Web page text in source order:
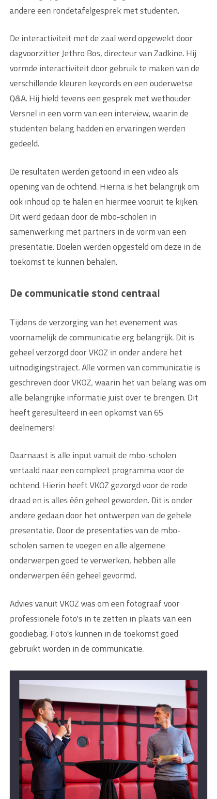
andere een rondetafelgesprek met studenten.
De interactiviteit met de zaal werd opgewekt door
dagvoorzitter Jethro Bos, directeur van Zadkine. Hij
vormde interactiviteit door gebruik te maken van de
verschillende kleuren keycords en een ouderwetse
Q&A. Hij hield tevens een gesprek met wethouder
Versnel in een vorm van een interview, waarin de
studenten belang hadden en ervaringen werden
gedeeld.
De resultaten werden getoond in een video als
opening van de ochtend. Hierna is het belangrijk om
ook inhoud op te halen en hiermee vooruit te kijken.
Dit werd gedaan door de mbo-scholen in
samenwerking met partners in de vorm van een
presentatie. Doelen werden opgesteld om deze in de
toekomst te kunnen behalen.
De communicatie stond centraal
Tijdens de verzorging van het evenement was
voornamelijk de communicatie erg belangrijk. Dit is
geheel verzorgd door VKOZ in onder andere het
uitnodigingstraject. Alle vormen van communicatie is
geschreven door VKOZ, waarin het van belang was om
alle belangrijke informatie juist over te brengen. Dit
heeft geresulteerd in een opkomst van 65
deelnemers!
Daarnaast is alle input vanuit de mbo-scholen
vertaald naar een compleet programma voor de
ochtend. Hierin heeft VKOZ gezorgd voor de rode
draad en is alles één geheel geworden. Dit is onder
andere gedaan door het ontwerpen van de gehele
presentatie. Door de presentaties van de mbo-
scholen samen te voegen en alle algemene
onderwerpen goed te verwerken, hebben alle
onderwerpen één geheel gevormd.
Advies vanuit VKOZ was om een fotograaf voor
professionele foto's in te zetten in plaats van een
goodiebag. Foto's kunnen in de toekomst goed
gebruikt worden in de communicatie.